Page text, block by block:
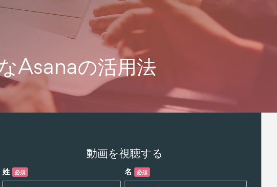
Asanaの活用法
動画を視聴する
姓 必須 名 必須